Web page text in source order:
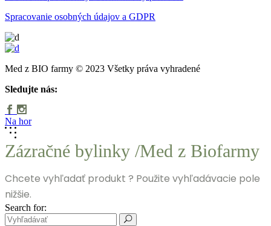
Spracovanie osobných údajov a GDPR
Med z BIO farmy © 2023 Všetky práva vyhradené
Sledujte nás:
Na hor
Zázračné bylinky /Med z Biofarmy
Chcete vyhľadať produkt ? Použite vyhľadávacie pole
nižšie.
Search for: